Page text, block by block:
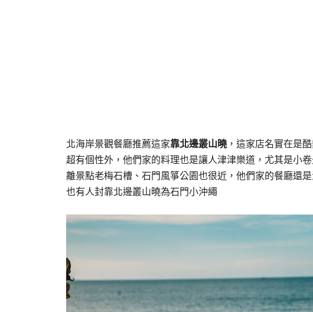
北海岸景觀餐廳推薦這家靠北邊叢山曉 ，這家店名實在是
超有個性外，他們家的料理也是讓人津津樂道，尤其是小
離景點老梅石槽、石門風箏公園也很近，他們家的餐廳還
也有人封靠北邊叢山曉為石門小沖繩